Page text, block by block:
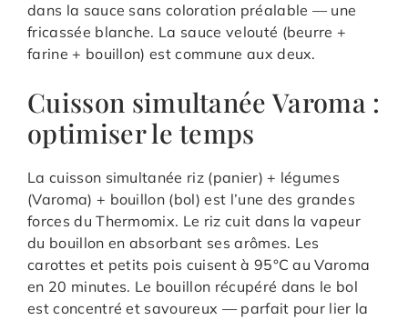
dans la sauce sans coloration préalable — une
fricassée blanche. La sauce velouté (beurre +
farine + bouillon) est commune aux deux.
Cuisson simultanée Varoma :
optimiser le temps
La cuisson simultanée riz (panier) + légumes
(Varoma) + bouillon (bol) est l’une des grandes
forces du Thermomix. Le riz cuit dans la vapeur
du bouillon en absorbant ses arômes. Les
carottes et petits pois cuisent à 95°C au Varoma
en 20 minutes. Le bouillon récupéré dans le bol
est concentré et savoureux — parfait pour lier la